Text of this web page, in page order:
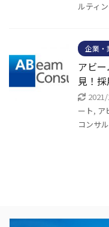
ルティ
企業・
アビ
見！
ート, ア
コンサ